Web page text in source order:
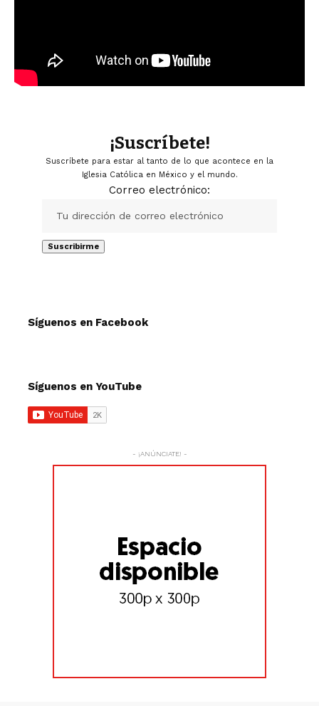
¡Suscríbete!
Suscríbete para estar al tanto de lo que acontece en la
Iglesia Católica en México y el mundo.
Correo electrónico:
Síguenos en Facebook
Síguenos en YouTube
- ¡ANÚNCIATE! -